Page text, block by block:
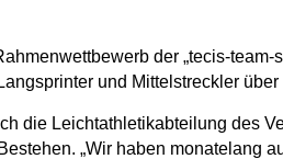
der „tecis-team-
und Mittelstreckler
die Leichtathletikabteilung des
„Wir haben monatelang